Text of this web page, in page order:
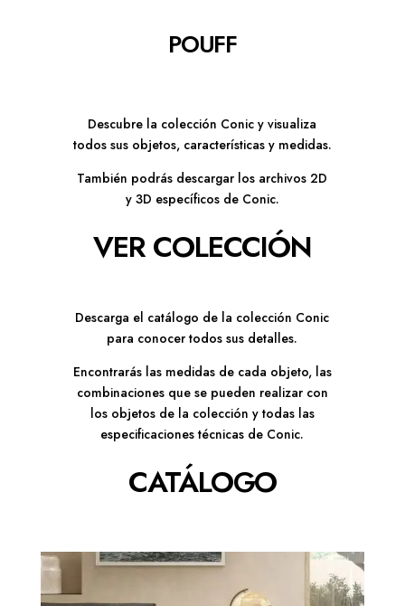
POUFF
Descubre la colección Conic y visualiza
todos sus objetos, características y medidas.
También podrás descargar los archivos 2D
y 3D específicos de Conic.
VER COLECCIÓN
Descarga el catálogo de la colección Conic
para conocer todos sus detalles.
Encontrarás las medidas de cada objeto, las
combinaciones que se pueden realizar con
los objetos de la colección y todas las
especificaciones técnicas de Conic.
CATÁLOGO